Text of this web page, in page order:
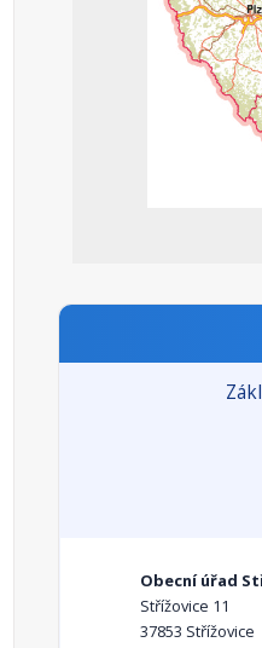
Obecní úřad
Střížovice 11
37853 Střížovice